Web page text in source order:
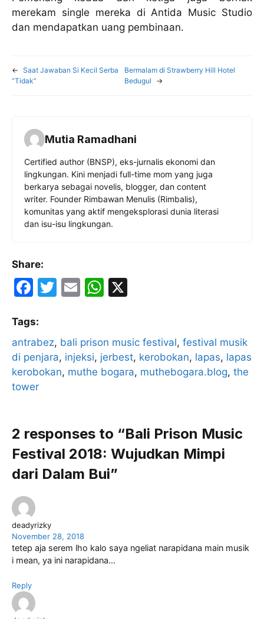
merekam single mereka di Antida Music Studio
dan mendapatkan uang pembinaan.
← Saat Jawaban Si Kecil Serba
“Tidak”
Bermalam di Strawberry Hill Hotel
Bedugul
→
Mutia Ramadhani
Certified author (BNSP), eks-jurnalis ekonomi dan
lingkungan. Kini menjadi full-time mom yang juga
berkarya sebagai novelis, blogger, dan content
writer. Founder Rimbawan Menulis (Rimbalis),
komunitas yang aktif mengeksplorasi dunia literasi
dan isu-isu lingkungan.
Share:
F
c
e
b
o
T
er
E
l
W
s
A
p
Tags:
antrabez, bali prison music festival, festival musik
di penjara, injeksi, jerbest, kerobokan, lapas, lapas
kerobokan, muthe bogara, muthebogara.blog, the
tower
2 responses to “Bali Prison Music
Festival 2018: Wujudkan Mimpi
dari Dalam Bui”
deadyrizky
November 28, 2018
tetep aja serem lho kalo saya ngeliat narapidana main musik
i mean, ya ini narapidana…
Reply